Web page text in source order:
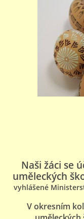
Naši žáci se
uměleckých
vyhlášené
V okresním